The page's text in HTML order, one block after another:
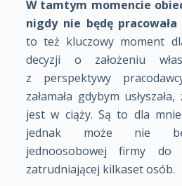
W tamtym momencie
nigdy nie będę
to też kluczowy moment
decyzji o założeniu
z perspektywy
załamała gdybym
jest w ciąży. Są to dla
jednak może nie
jednoosobowej firmy do
zatrudniającej kilkaset osób.